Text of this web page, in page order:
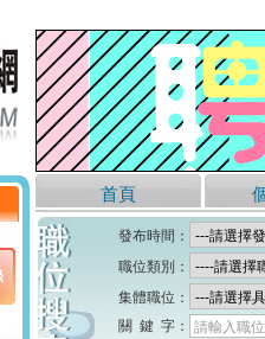
首頁
發布時間：
職位類別：
集體職位：
關 鍵 字：
請輸入職